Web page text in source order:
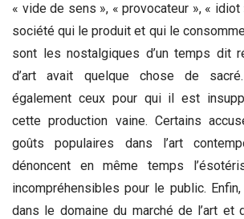
« vide de sens », « provocateur », « idiot
société qui le produit et qui le
sont les nostalgiques d’un temps dit
d’art avait quelque chose de
également ceux pour qui il est
cette production vaine. Certains
goûts populaires dans l’art
dénoncent en même temps
incompréhensibles pour le public.
dans le domaine du marché de l’art et